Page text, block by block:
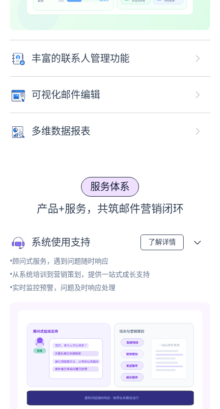
丰富的联系人管理功能
可视化邮件编辑
多维数据报表
服务体系
产品+服务，共筑邮件营销闭环
系统使用支持 了解详情
•顾问式服务，遇到问题随时响应
•从系统培训到营销策划，提供一站式成长支持
•实时监控预警，问题及时响应处理